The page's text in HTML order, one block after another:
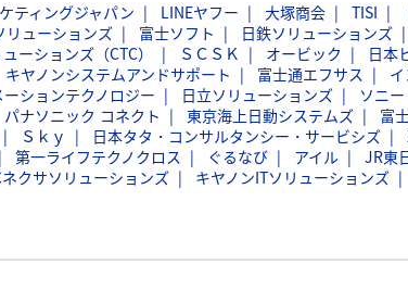
ティングジャパン LINEヤフー 大塚商会 TISI
リューションズ 富士ソフト 日鉄ソリューションズ
ーションズ（CTC） ＳＣＳＫ オービック
日本
キヤノンシステムアンドサポート 富士通エフサス
ションテクノロジー 日立ソリューションズ
ソニ
パナソニック コネクト 東京海上日動システムズ 富
Ｓｋｙ 日本タタ・コンサルタンシー・サービシズ
第一ライフテクノクロス ぐるなび アイル JR東
ネクサソリューションズ キヤノンITソリューションズ